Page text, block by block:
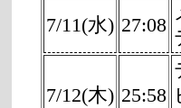
7/11(水) 27:08
7/12(木) 25:58